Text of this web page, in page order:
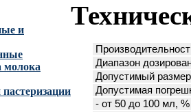
и
молока
Диапазон
Допустимый
Допустимая
- от 50 до 100 мл, %